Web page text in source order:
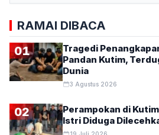
RAMAI DIBACA
01
Tragedi
Pandan Kutim,
Dunia
3 Agustus 2026
02
Perampokan di
Istri Diduga